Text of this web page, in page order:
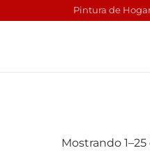
Pintura de
Mostrando